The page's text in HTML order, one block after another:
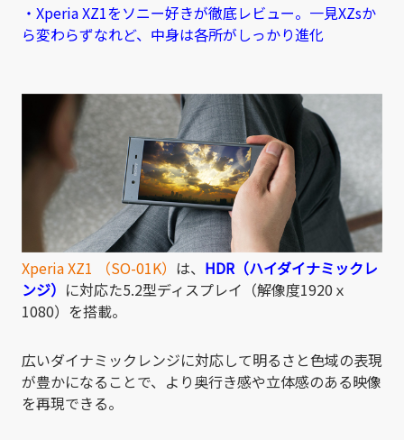
・Xperia XZ1をソニー好きが徹底レビュー。一見XZsか
ら変わらずなれど、中身は各所がしっかり進化
Xperia XZ1 （SO-01K） は、 HDR（ハイダイナミックレ
ンジ） に対応た5.2型ディスプレイ（解像度1920ｘ
1080）を搭載。
広いダイナミックレンジに対応して明るさと色域の表現
が豊かになることで、より奥行き感や立体感のある映像
を再現できる。